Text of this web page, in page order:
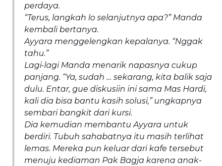
perdaya.
“Terus, langkah lo selanjutnya apa?” Manda
kembali bertanya.
Ayyara menggelengkan kepalanya. “Nggak
tahu.”
Lagi-lagi Manda menarik napasnya cukup
panjang. “Ya, sudah … sekarang, kita balik saja
dulu. Entar, gue diskusiin ini sama Mas Hardi,
kali dia bisa bantu kasih solusi,” ungkapnya
sembari bangkit dari kursi.
Dia kemudian membantu Ayyara untuk
berdiri. Tubuh sahabatnya itu masih terlihat
lemas. Mereka pun keluar dari kafe tersebut
menuju kediaman Pak Bagja karena anak-